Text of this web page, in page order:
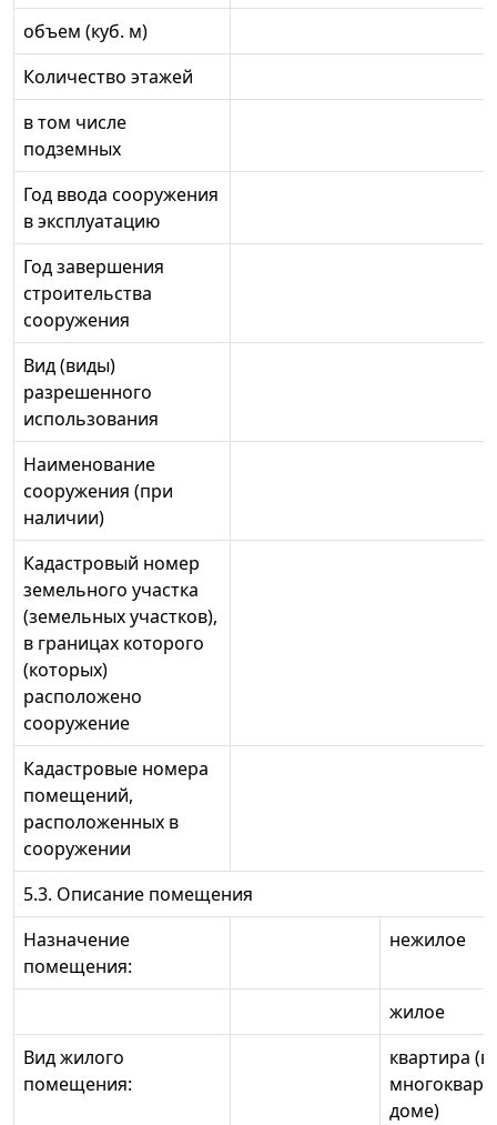
объем (куб. м)
Количество этажей
в том числе
подземных
Год ввода сооружения
в эксплуатацию
Год завершения
строительства
сооружения
Вид (виды)
разрешенного
использования
Наименование
сооружения (при
наличии)
Кадастровый номер
земельного участка
(земельных участков),
в границах которого
(которых)
расположено
сооружение
Кадастровые номера
помещений,
расположенных в
сооружении
5.3. Описание помещения
Назначение
помещения:
нежилое
жилое
Вид жилого
помещения:
квартира (в
доме)